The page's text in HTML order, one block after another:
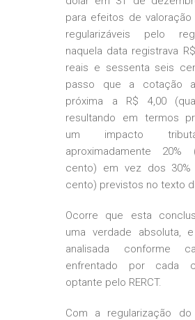
para efeitos de
regularizáveis pelo
naquela data registrava
reais e sessenta seis
passo que a cotação
próxima a R$ 4,00
resultando em termos
um impacto
aproximadamente
cento) em vez dos 30%
cento) previstos no texto
Ocorre que esta
uma verdade absoluta,
analisada conforme
enfrentado por cada
optante pelo RERCT.
Com a regularização